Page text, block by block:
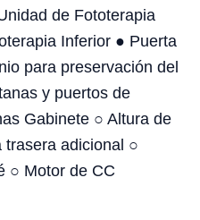
de Fototerapia
Inferior ● Puerta
para preservación del
y puertos de
Gabinete ○ Altura de
adicional ○
○ Motor de CC